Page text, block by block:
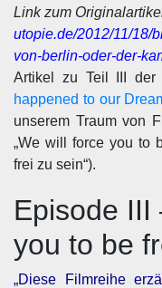
Link zum
utopie.de/2012/11/18/
von-berlin-oder-der-
Artikel zu Teil III der
happened to our
unserem Traum von
„We will force you to
frei zu sein“).
Episode III
you to be
„Diese Filmreihe